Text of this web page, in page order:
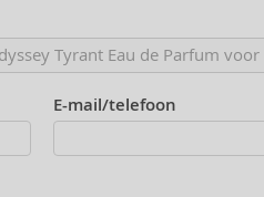
E-mail/telefoon